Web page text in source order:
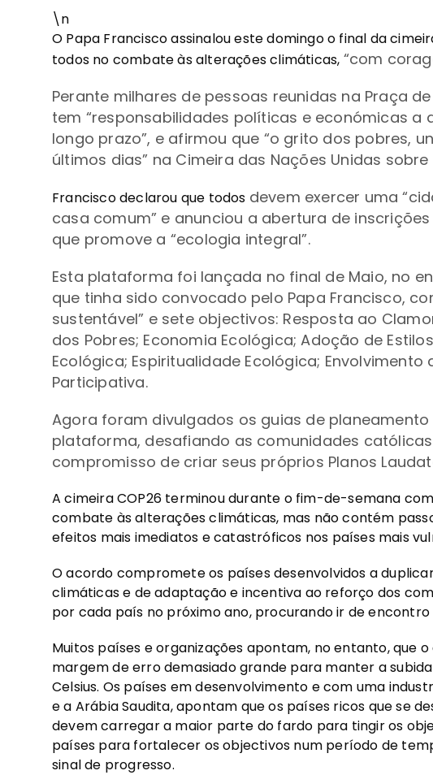
\n
O Papa Francisco assinalou este domingo o final da
todos no combate às alterações climáticas, “com
Perante milhares de pessoas reunidas na Praça
tem “responsabilidades políticas e económicas a
longo prazo”, e afirmou que “o grito dos pobres,
últimos dias” na Cimeira das Nações Unidas
Francisco declarou que todos devem exercer uma
casa comum” e anunciou a abertura de
que promove a “ecologia integral”.
Esta plataforma foi lançada no final de Maio, no
que tinha sido convocado pelo Papa Francisco,
sustentável” e sete objectivos: Resposta ao
dos Pobres; Economia Ecológica; Adoção de
Ecológica; Espiritualidade Ecológica;
Participativa.
Agora foram divulgados os guias de
plataforma, desafiando as comunidades
compromisso de criar seus próprios Planos
A cimeira COP26 terminou durante o fim-de-semana
combate às alterações climáticas, mas não contém
efeitos mais imediatos e catastróficos nos países mais
O acordo compromete os países desenvolvidos a
climáticas e de adaptação e incentiva ao reforço dos
por cada país no próximo ano, procurando ir de
Muitos países e organizações apontam, no entanto, que
margem de erro demasiado grande para manter a
Celsius. Os países em desenvolvimento e com uma
e a Arábia Saudita, apontam que os países ricos que se
devem carregar a maior parte do fardo para tingir os
países para fortalecer os objectivos num período de
sinal de progresso.